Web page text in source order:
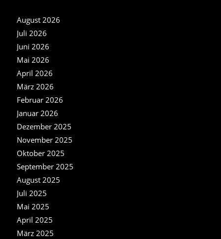
August 2026
Juli 2026
Juni 2026
Mai 2026
April 2026
März 2026
Februar 2026
Januar 2026
Dezember 2025
November 2025
Oktober 2025
September 2025
August 2025
Juli 2025
Mai 2025
April 2025
März 2025